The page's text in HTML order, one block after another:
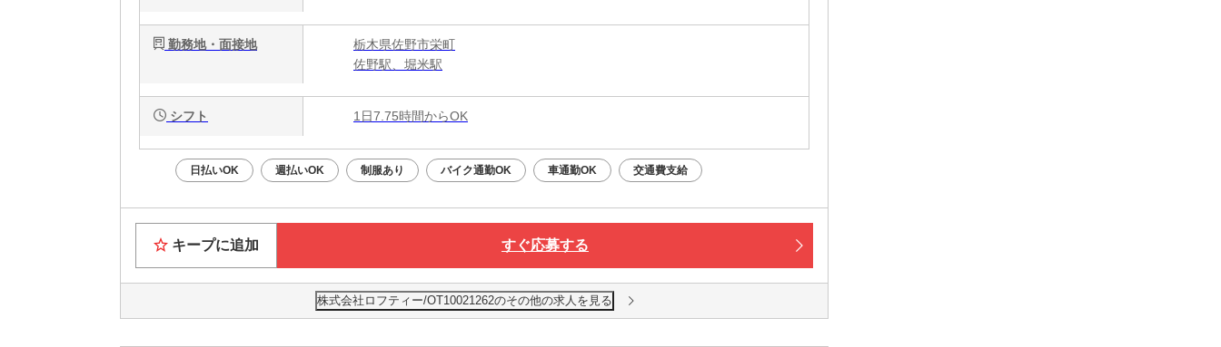
勤務地・面接地
栃木県佐野市栄町
佐野駅、堀米駅
シフト 1日7.75時間からOK
日払いOK 週払いOK 制服あり バイク通勤OK 車通勤OK 交通費支給
キープに追加 すぐ応募する
株式会社ロフティー/OT10021262のその他の求人を見る